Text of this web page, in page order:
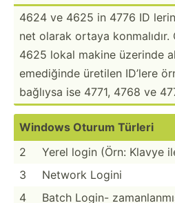
4624 ve 4625 in 4776 ID
net olarak ortaya
4625 lokal makine üzerinde
em­e­d­iğinde üretilen ID’lere
bağlıysa ise 4771, 4768 ve
Windows Oturum Türleri
2
Yerel login (Örn: Klavye
3
Network Logini
4
Batch Login-